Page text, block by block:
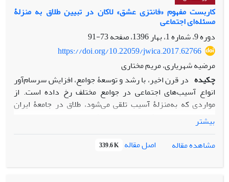
کاربست مفهوم «فانتزی عشق» لاکان در تبیین طلاق به‌ منزلۀ
مسئله‌ای اجتماعی
دوره 9، شماره 1، بهار 1396، صفحه
73-91
https://doi.org/10.22059/jwica.2017.62766
مرضیه شهریاری، مریم مختاری
چکیده در قرن اخیر، با رشد و توسعۀ جوامع، افزایش سرسام‌آور
انواع آسیب‌های اجتماعی در جوامع مختلف رخ داده است. از
مواردی که به‌منزلۀ آسیب تلقی می‌شود، طلاق در جامعۀ ایران
است. امروزه، سوژه‌های انسانی، فانتزی‌هایی را برای خود
می‌سازند تا موقعیت خیالی خود را در ساختار اجتماعی نشان دهند.
هدف مقالۀ حاضر آن است که با استفاده از مفهوم عشق و فانتزی
لاکان، یک مسئلۀ اجتماعی (طلاق) را تبیین کند. بدین منظور،
چارچوب مفهومی‌ای ملهم از نظریۀ ژاک لاکان دربارۀ فانتزی و جنس
بیشتر
مشاهده مقاله
اصل مقاله 339.6 K